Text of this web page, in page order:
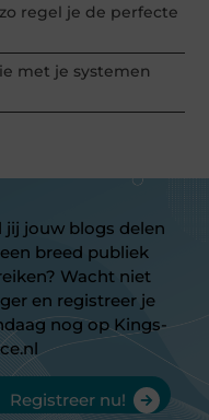
regel je de perfecte
met je systemen
jij jouw blogs delen
breed publiek
Wacht niet
en registreer je
nog op Kings-
Registreer nu!